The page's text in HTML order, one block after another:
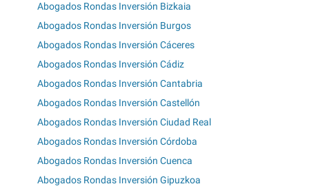
Abogados Rondas Inversión Bizkaia
Abogados Rondas Inversión Burgos
Abogados Rondas Inversión Cáceres
Abogados Rondas Inversión Cádiz
Abogados Rondas Inversión Cantabria
Abogados Rondas Inversión Castellón
Abogados Rondas Inversión Ciudad Real
Abogados Rondas Inversión Córdoba
Abogados Rondas Inversión Cuenca
Abogados Rondas Inversión Gipuzkoa